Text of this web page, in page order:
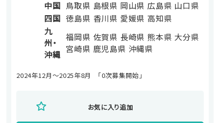
中国 鳥取県 島根県 岡山県 広島県 山口県
四国 徳島県 香川県 愛媛県 高知県
九
州・
沖縄
福岡県 佐賀県 長崎県 熊本県 大分県
宮崎県 鹿児島県 沖縄県
2024年12月～2025年8月 「0次募集開始」
お気に入り追加